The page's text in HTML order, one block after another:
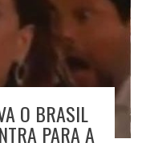
O BRASIL
PARA A